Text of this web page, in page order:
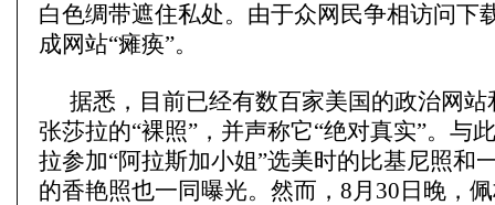
白色绸带遮住私处。由于众网民争相访问下
成网站“瘫痪”。
据悉，目前已经有数百家美国的政治网
张莎拉的“裸照”，并声称它“绝对真实”。与
拉参加“阿拉斯加小姐”选美时的比基尼照和
的香艳照也一同曝光。然而，8月30日晚，